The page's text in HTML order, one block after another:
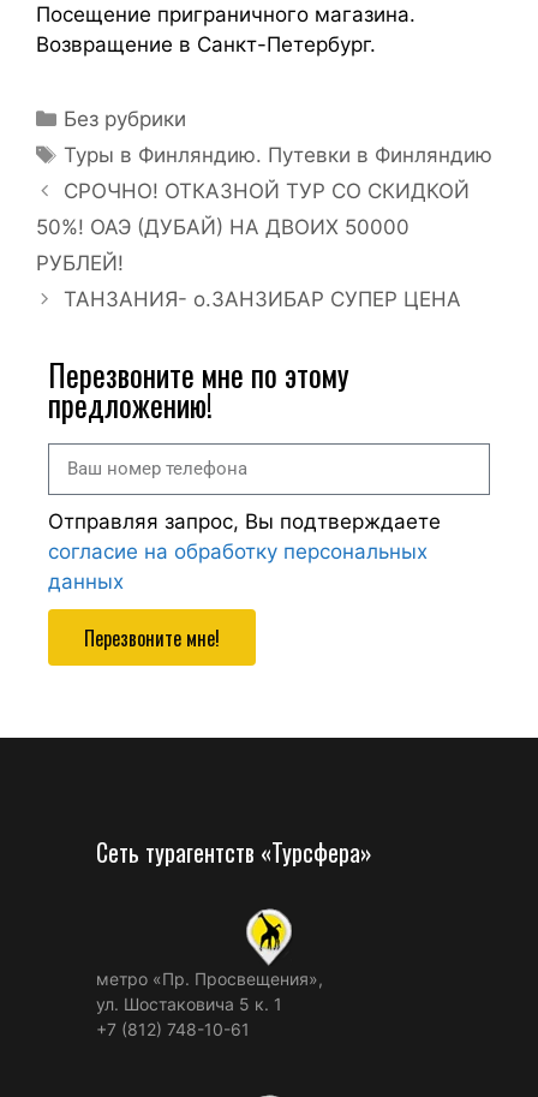
Посещение приграничного магазина.
Возвращение в Санкт-Петербург.
Без рубрики
Туры в Финляндию. Путевки в Финляндию
СРОЧНО! ОТКАЗНОЙ ТУР СО СКИДКОЙ
50%! ОАЭ (ДУБАЙ) НА ДВОИХ 50000
РУБЛЕЙ!
ТАНЗАНИЯ- о.ЗАНЗИБАР СУПЕР ЦЕНА
Перезвоните мне по этому
предложению!
Отправляя запрос, Вы подтверждаете
согласие на обработку персональных
данных
Перезвоните мне!
Сеть турагентств «Турсфера»
метро «Пр. Просвещения»,
ул. Шостаковича 5 к. 1
+7 (812) 748-10-61